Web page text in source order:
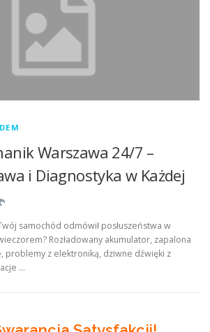
Warszawa 24/7 –
i Diagnostyka w Każdej
samochód odmówił posłuszeństwa w
Rozładowany akumulator, zapalona
problemy z elektroniką, dziwne dźwięki z
…